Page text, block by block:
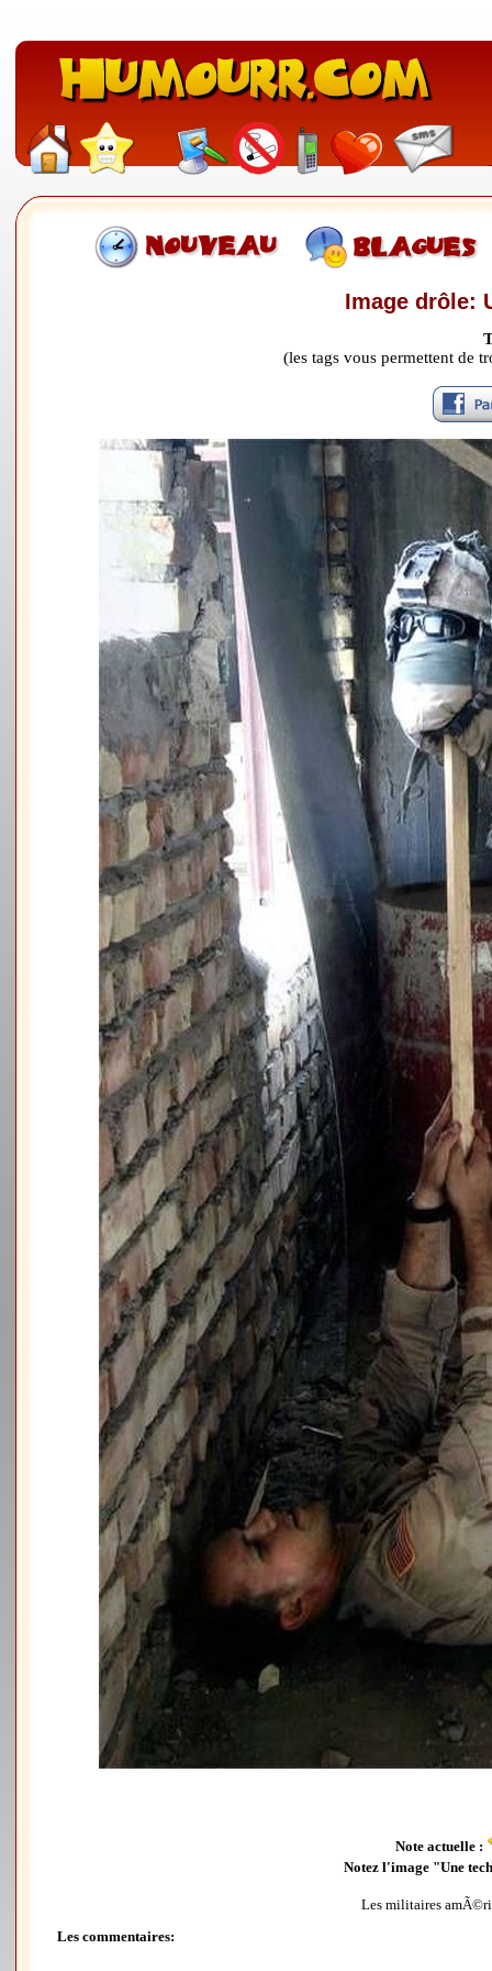
Image drôle:
(les tags vous permettent de
Note actuelle :
Notez l'image "Une
Les militaires
Les commentaires: